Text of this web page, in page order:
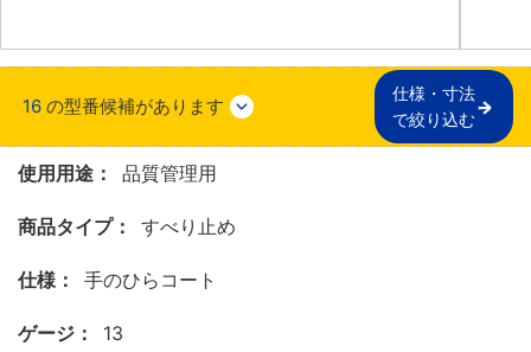
16 の型番候補があります
仕様・寸法
で絞り込む
使用用途： 品質管理用
商品タイプ： すべり止め
仕様： 手のひらコート
ゲージ： 13